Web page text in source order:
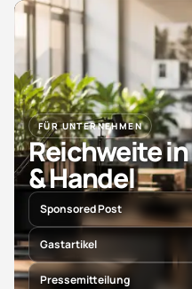
FÜR UNTERNEHMEN
Reichweite
& Handel
Sponsored Post
Gastartikel
Pressemitteilung